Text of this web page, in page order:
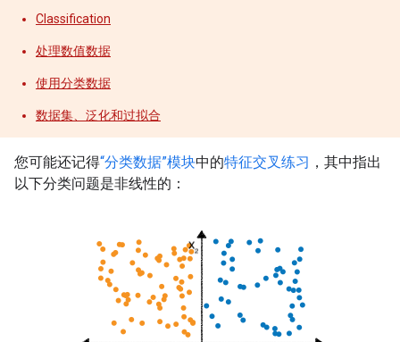
Classification
处理数值数据
使用分类数据
数据集、泛化和过拟合
您可能还记得“分类数据”模块中的特征交叉练习 ，其中指出
以下分类问题是非线性的：